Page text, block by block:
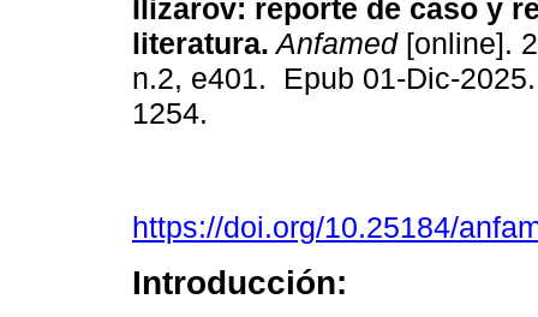
Ilizarov: reporte de caso y
literatura. Anfamed[online].
n.2, e401. Epub 01-Dic-
1254.
https://doi.org/10.25184/
Introducción: